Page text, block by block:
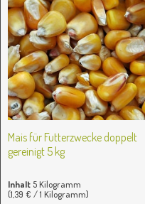
Mais für Futterzwecke doppelt
gereinigt 5 kg
Inhalt 5 Kilogramm
(1,39 € / 1 Kilogramm)